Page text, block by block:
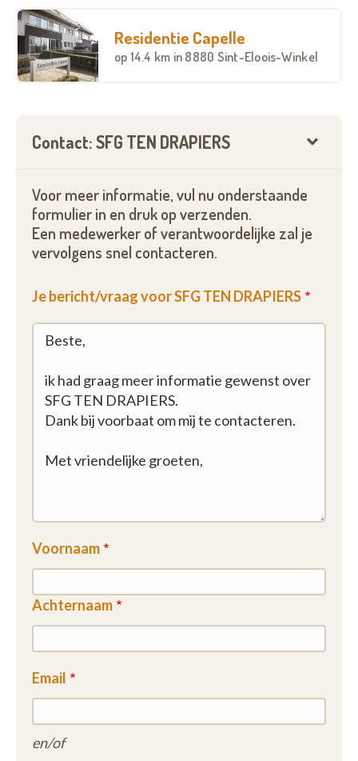
Residentie Capelle
op 14.4 km in 8880 Sint-Eloois-Winkel
Contact: SFG TEN DRAPIERS
Voor meer informatie, vul nu onderstaande
formulier in en druk op verzenden.
Een medewerker of verantwoordelijke zal je
vervolgens snel contacteren.
Je bericht/vraag voor SFG TEN DRAPIERS
Voornaam
Achternaam
Email
en/of